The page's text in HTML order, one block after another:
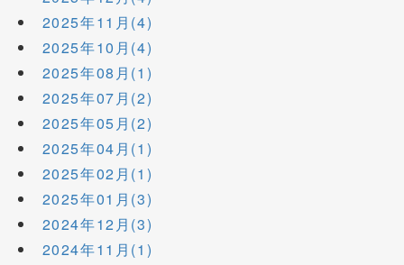
2025年11月(4)
2025年10月(4)
2025年08月(1)
2025年07月(2)
2025年05月(2)
2025年04月(1)
2025年02月(1)
2025年01月(3)
2024年12月(3)
2024年11月(1)